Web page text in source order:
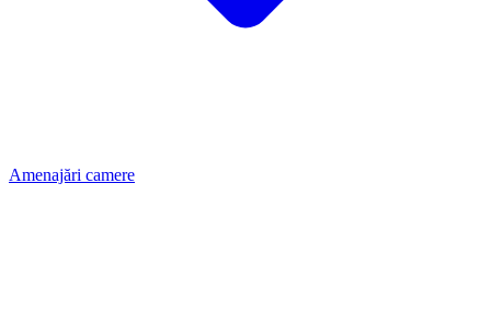
Amenajări camere